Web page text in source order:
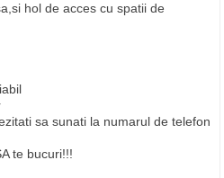
hol de acces cu spatii de
sa sunati la numarul de telefon
te bucuri!!!